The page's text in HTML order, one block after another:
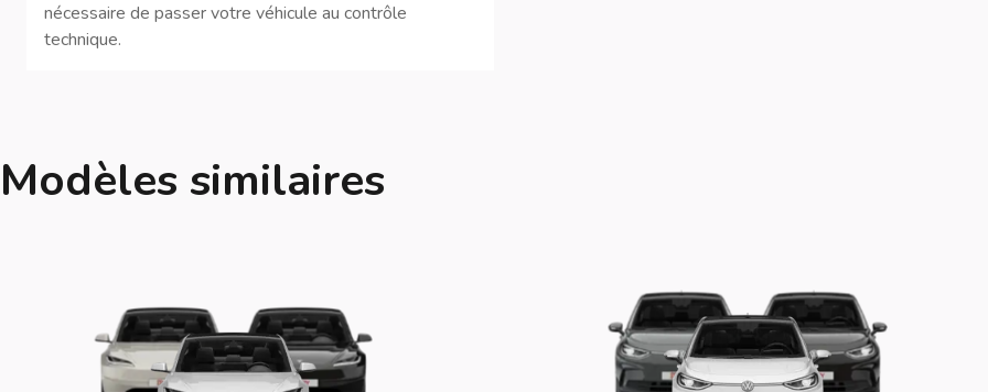
Modèles similaires
nécessaire de passer votre véhicule au contrôle
technique.